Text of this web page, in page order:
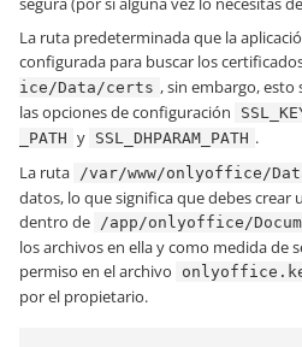
La ruta predeterminada que la
configurada para buscar los certificados
ice/Data/certs , sin embargo,
las opciones de configuración
_PATH y SSL_DHPARAM_PATH .
La ruta /var/www/onlyoffice/
datos, lo que significa que debes crear
dentro de /app/onlyoffice/
los archivos en ella y como medida de
permiso en el archivo
por el propietario.